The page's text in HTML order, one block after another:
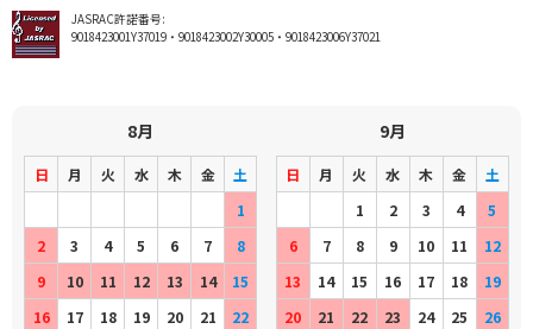
JASRAC許諾番号:
9018423001Y37019・9018423002Y30005・9018423006Y37021
8月
日 月 火 水 木 金
土
1
2
3 4 5 6 7
8
9
10 11 12 13 14
15
16
17 18 19 20 21
22
9月
日 月 火 水 木 金
土
1
2 3 4
5
6
7 8 9 10 11
12
13
14 15 16 17 18
19
20
21 22 23 24 25
26